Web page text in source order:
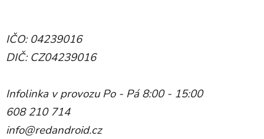
IČO: 04239016
DIČ: CZ04239016
Infolinka v provozu Po - Pá 8:00 - 15:00
608 210 714
info@redandroid.cz